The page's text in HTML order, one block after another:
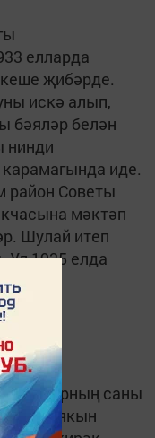
елларда
җибәрде.
искә алып,
бәяләр белән
нинди
иде.
район Советы
мәктәп
Шулай итеп
Ул 1935 елда
саны
80гә якын